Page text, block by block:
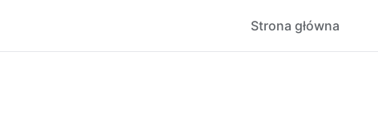
Strona główna